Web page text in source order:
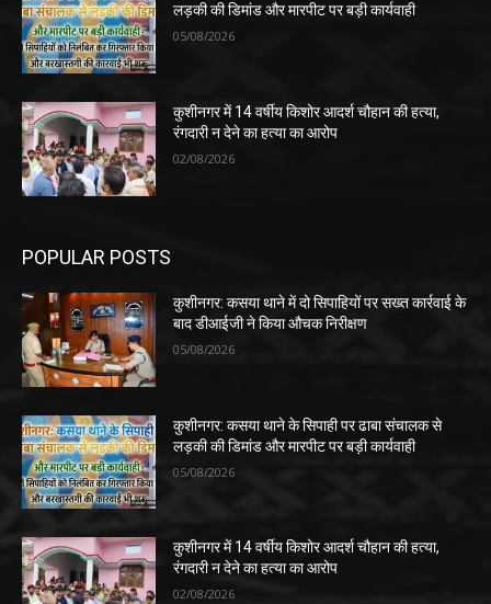
लड़की की डिमांड और मारपीट पर बड़ी कार्यवाही
05/08/2026
कुशीनगर में 14 वर्षीय किशोर आदर्श चौहान की हत्या,
रंगदारी न देने का हत्या का आरोप
02/08/2026
POPULAR POSTS
कुशीनगर: कसया थाने में दो सिपाहियों पर सख्त कार्रवाई के
बाद डीआईजी ने किया औचक निरीक्षण
05/08/2026
कुशीनगर: कसया थाने के सिपाही पर ढाबा संचालक से
लड़की की डिमांड और मारपीट पर बड़ी कार्यवाही
05/08/2026
कुशीनगर में 14 वर्षीय किशोर आदर्श चौहान की हत्या,
रंगदारी न देने का हत्या का आरोप
02/08/2026